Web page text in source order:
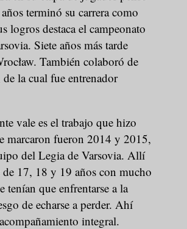
terminó su carrera como
logros destaca el campeonato
Siete años más tarde
También colaboró de
la cual fue entrenador
vale es el trabajo que hizo
marcaron fueron 2014 y 2015,
del Legia de Varsovia. Allí
17, 18 y 19 años con mucho
que enfrentarse a la
de echarse a perder. Ahí
integral.